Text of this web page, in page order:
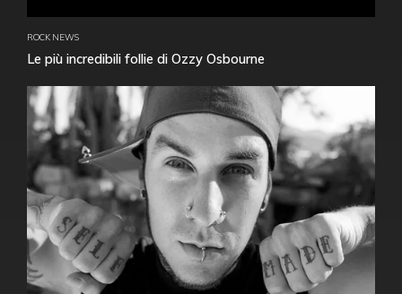
ROCK NEWS
Le più incredibili follie di Ozzy Osbourne